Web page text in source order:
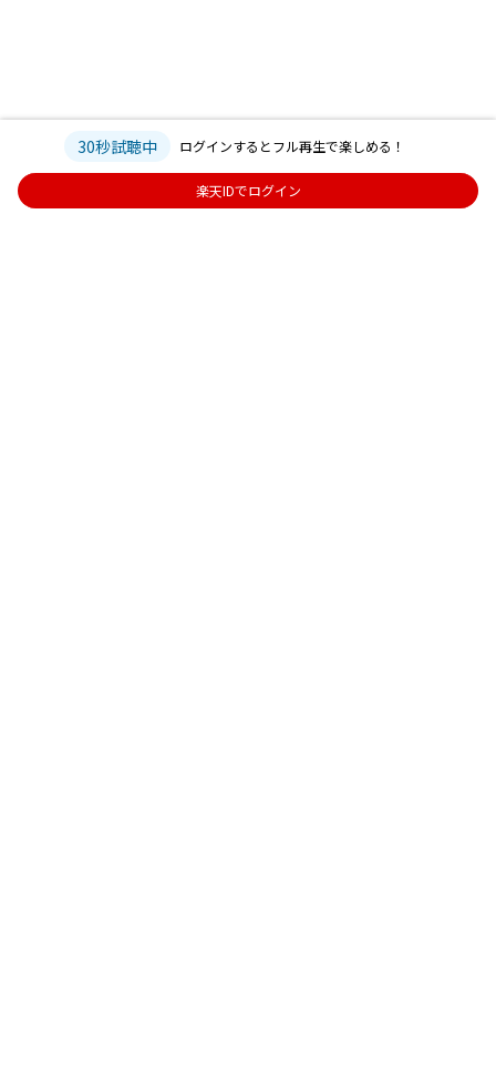
30秒試聴中 ログインするとフル再生で楽しめる！
楽天IDでログイン